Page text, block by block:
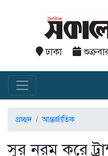
ঢাকা
প্রচ্ছদ আন্তর্জাতিক
সুর নরম করে